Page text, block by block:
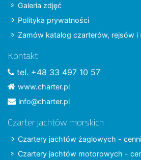
Galeria zdjęć
Polityka prywatności
Zamów katalog czarterów, rejsów i
Kontakt
tel. +48 33 497 10 57
www.charter.pl
info@charter.pl
Czarter jachtów morskich
Czartery jachtów żaglowych -
Czartery jachtów motorowych -